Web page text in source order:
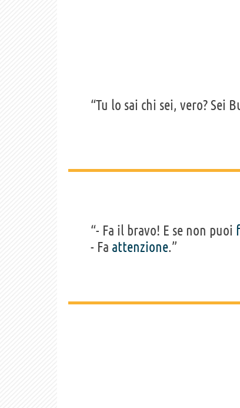
“Tu lo sai chi sei, vero? Sei
“- Fa il bravo! E se non puoi
- Fa attenzione.”